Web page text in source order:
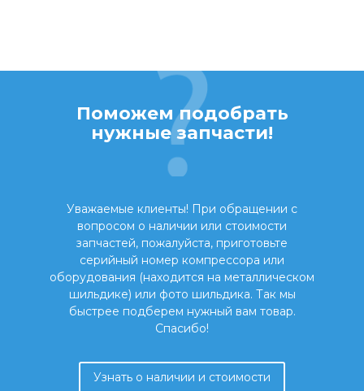
Поможем подобрать
нужные запчасти!
Уважаемые клиенты! При обращении с
вопросом о наличии или стоимости
запчастей, пожалуйста, приготовьте
серийный номер компрессора или
оборудования (находится на металлическом
шильдике) или фото шильдика. Так мы
быстрее подберем нужный вам товар.
Спасибо!
Узнать о наличии и стоимости